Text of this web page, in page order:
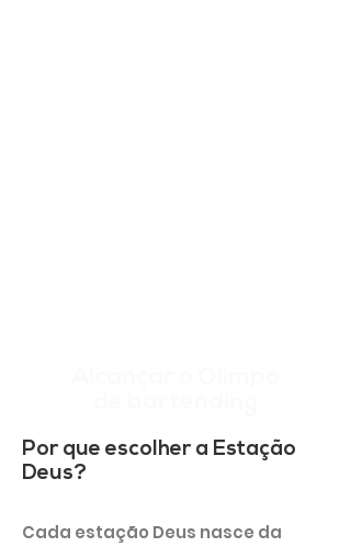
Por que escolher a Estação
Deus?
Cada estação Deus nasce da